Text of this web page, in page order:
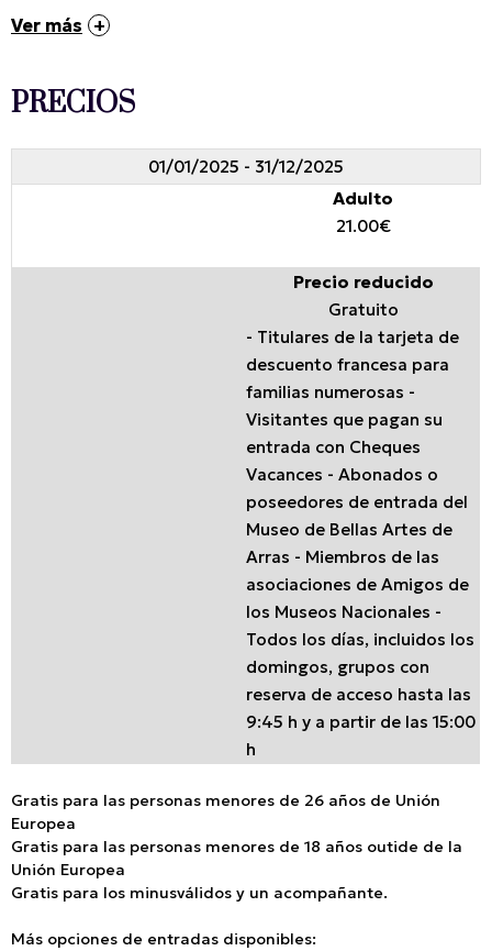
Ver más
PRECIOS
01/01/2025 - 31/12/2025
Adulto
21.00€
Precio reducido
Gratuito
- Titulares de la tarjeta de
descuento francesa para
familias numerosas -
Visitantes que pagan su
entrada con Cheques
Vacances - Abonados o
poseedores de entrada del
Museo de Bellas Artes de
Arras - Miembros de las
asociaciones de Amigos de
los Museos Nacionales -
Todos los días, incluidos los
domingos, grupos con
reserva de acceso hasta las
9:45 h y a partir de las 15:00
h
Gratis para las personas menores de 26 años de Unión
Europea
Gratis para las personas menores de 18 años outide de la
Unión Europea
Gratis para los minusválidos y un acompañante.
Más opciones de entradas disponibles: